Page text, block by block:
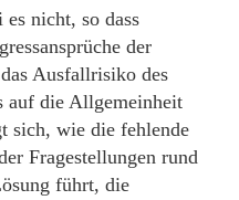
nicht, so dass
der
Ausfallrisiko des
auf die Allgemeinheit
sich, wie die fehlende
Fragestellungen rund
führt, die